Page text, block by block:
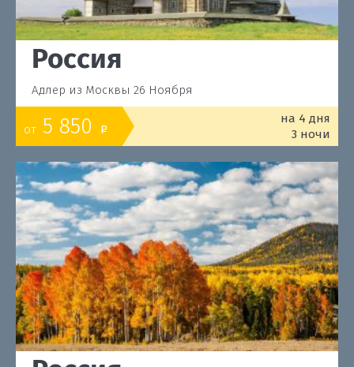
Россия
Адлер из Москвы 26 Ноября
от 5 850 o
на 4 дня
3 ночи